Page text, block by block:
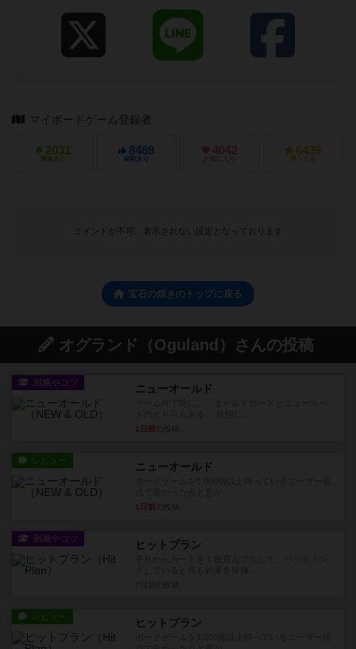
マイボードゲーム登録者
2031
興味あり
8489
経験あり
4042
お気に入り
6439
持ってる
コメントが不可、表示されない設定となっております
宝石の煌きのトップに戻る
オグランド（Oguland）さんの投稿
戦略やコツ ニューオールド
1日前
レビュー ニューオールド
1日前
戦略やコツ ヒットプラン
レビュー ヒットプラン